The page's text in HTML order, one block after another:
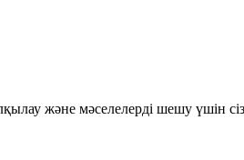
және мәселелерді шешу үшін